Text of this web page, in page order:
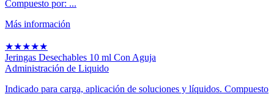
Compuesto por: ...
Más información
★★★★★
Jeringas Desechables 10 ml Con Aguja
Administración de Liquido
Indicado para carga, aplicación de soluciones y líquidos. Compuesto